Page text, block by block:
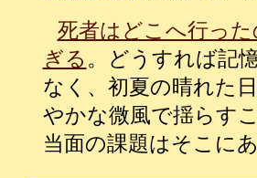
死者はどこへ行っ
ぎる 。どうすれば記
なく、初夏の晴れた
やかな微風で揺らす
当面の課題はそこに